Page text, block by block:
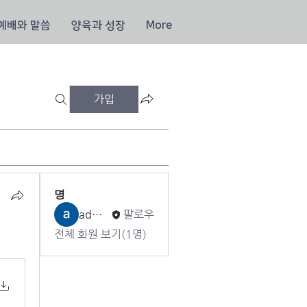
배와 말씀 양육과 성장 More
가입
명
admin CJCC
팔로우
전체 회원 보기(1명)